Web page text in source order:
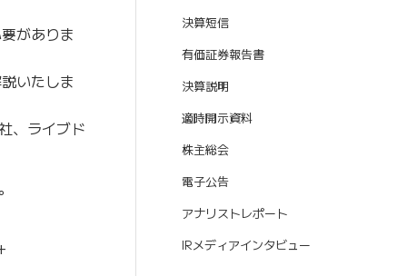
がありま
いたしま
、ライブド
決算短信
有価証券報告書
決算説明
適時開示資料
株主総会
電子公告
アナリストレポート
IRメディアインタビュー